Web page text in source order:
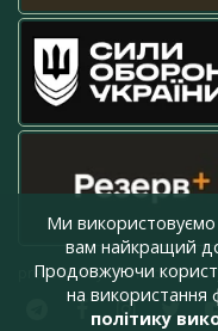
press@armyinform.com.ua
Ми
вам найкращий
Продовжуючи
на використання
політику